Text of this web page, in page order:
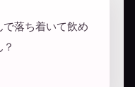
落ち着いて飲め